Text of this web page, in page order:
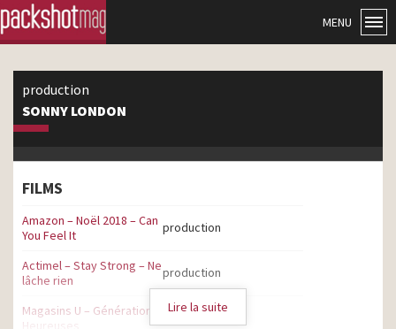
MENU
production
SONNY LONDON
FILMS
Amazon – Noël 2018 – Can
You Feel It
production
Actimel – Stay Strong – Ne
lâche rien
production
Magasins U – Générations
Heureuses
Lire la suite